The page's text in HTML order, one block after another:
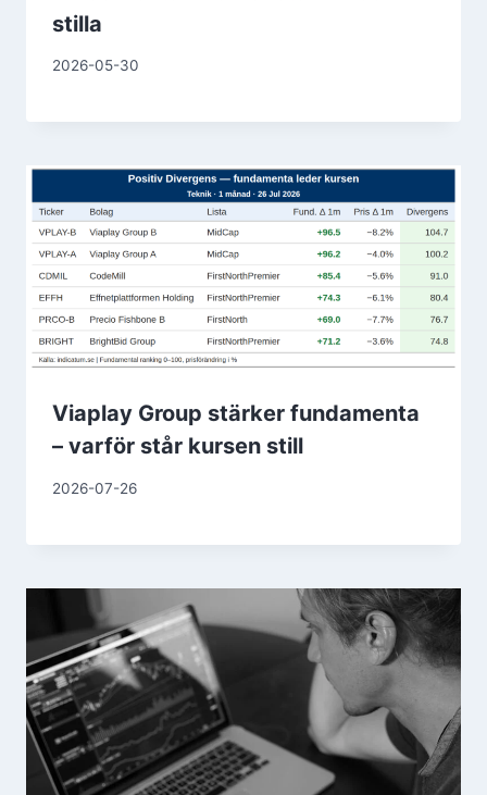
stilla
2026-05-30
Viaplay Group stärker fundamenta
– varför står kursen still
2026-07-26